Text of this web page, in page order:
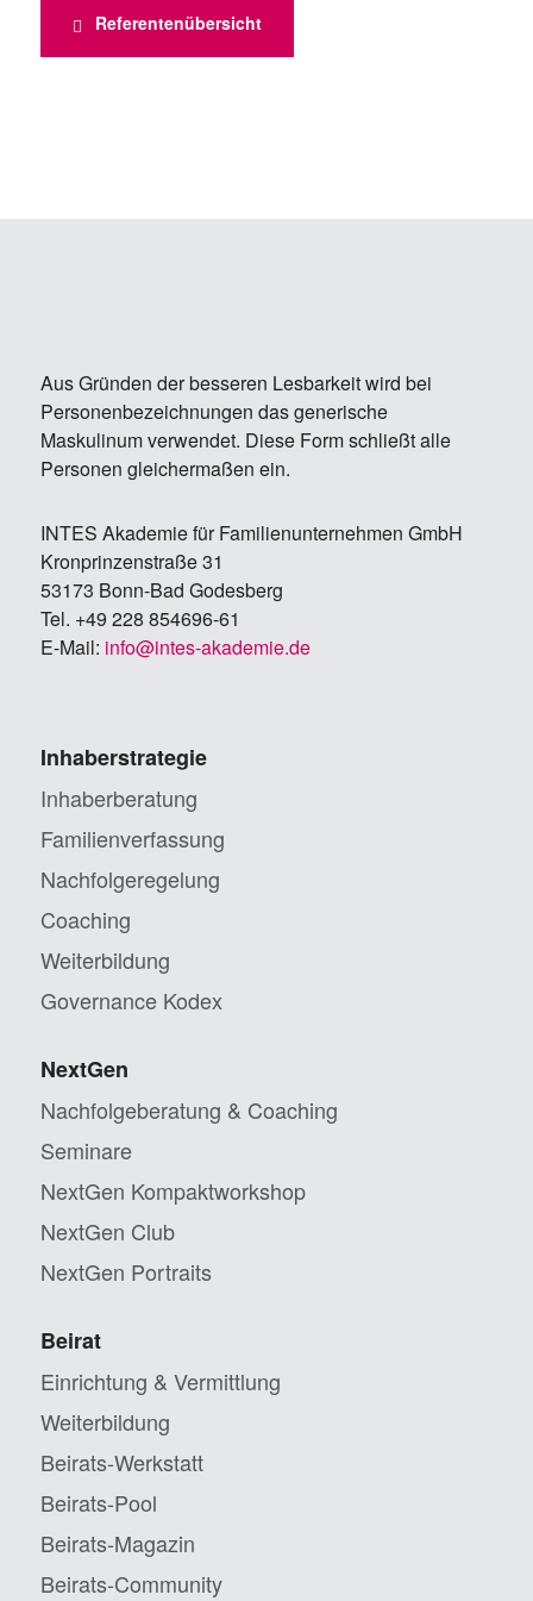
Referentenübersicht
Aus Gründen der besseren Lesbarkeit wird bei
Personenbezeichnungen das generische
Maskulinum verwendet. Diese Form schließt alle
Personen gleichermaßen ein.
IN­TES Aka­de­mie für Fa­mi­li­en­un­ter­neh­men GmbH
Kron­prin­zen­stra­ße 31
53173 Bonn-Bad Go­des­berg
Tel. +49 228 854696-61
E-Mail: info@in­tes-aka­de­mie.de
Inhaberstrategie
Inhaberberatung
Familienverfassung
Nachfolgeregelung
Coaching
Weiterbildung
Governance Kodex
NextGen
Nachfolgeberatung & Coaching
Seminare
NextGen Kompaktworkshop
NextGen Club
NextGen Portraits
Beirat
Einrichtung & Vermittlung
Weiterbildung
Beirats-Werkstatt
Beirats-Pool
Beirats-Magazin
Beirats-Community